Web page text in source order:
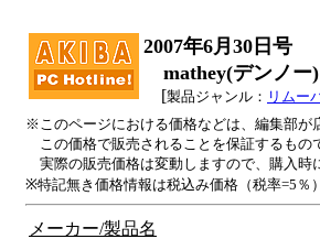
2007年6月30日号
mathey(デンノー
[製品ジャンル： リムー
※このページにおける価格などは、編集部が
この価格で販売されることを保証するもの
実際の販売価格は変動しますので、購入時
※特記無き価格情報は税込み価格（税率=5％
メーカー/製品名